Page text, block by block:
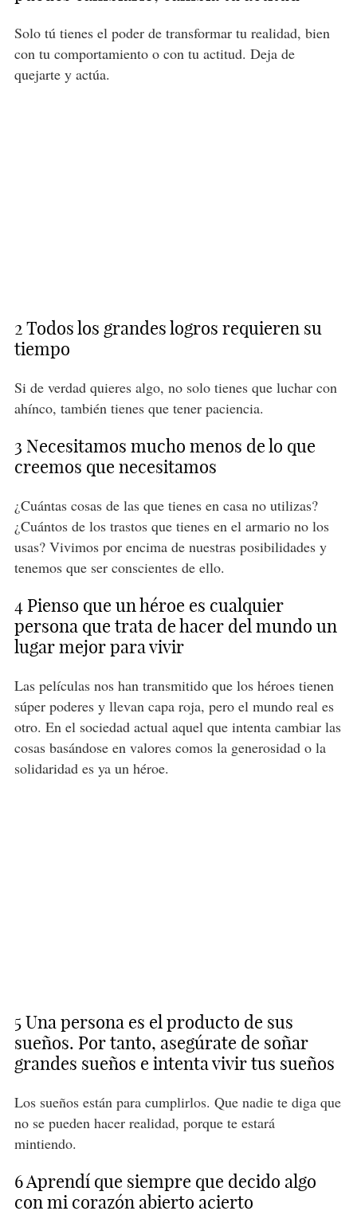
Solo tú tienes el poder de transformar tu realidad, bien
con tu comportamiento o con tu actitud. Deja de
quejarte y actúa.
2 Todos los grandes logros requieren su
tiempo
Si de verdad quieres algo, no solo tienes que luchar con
ahínco, también tienes que tener paciencia.
3 Necesitamos mucho menos de lo que
creemos que necesitamos
¿Cuántas cosas de las que tienes en casa no utilizas?
¿Cuántos de los trastos que tienes en el armario no los
usas? Vivimos por encima de nuestras posibilidades y
tenemos que ser conscientes de ello.
4 Pienso que un héroe es cualquier
persona que trata de hacer del mundo un
lugar mejor para vivir
Las películas nos han transmitido que los héroes tienen
súper poderes y llevan capa roja, pero el mundo real es
otro. En el sociedad actual aquel que intenta cambiar las
cosas basándose en valores comos la generosidad o la
solidaridad es ya un héroe.
5 Una persona es el producto de sus
sueños. Por tanto, asegúrate de soñar
grandes sueños e intenta vivir tus sueños
Los sueños están para cumplirlos. Que nadie te diga que
no se pueden hacer realidad, porque te estará
mintiendo.
6 Aprendí que siempre que decido algo
con mi corazón abierto acierto